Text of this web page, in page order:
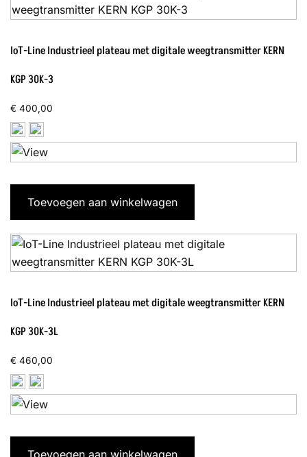
IoT-Line Industrieel plateau met digitale weegtransmitter KERN
KGP 30K-3
€ 400,00
Toevoegen aan winkelwagen
IoT-Line Industrieel plateau met digitale weegtransmitter KERN
KGP 30K-3L
€ 460,00
Toevoegen aan winkelwagen